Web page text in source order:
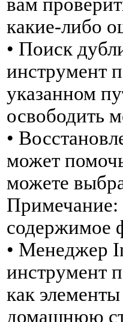
какие-либо
• Поиск
инструмент
указанном
освободить
•
может
можете
Примечание:
содержимое
• Менеджер
инструмент
как
домашнюю